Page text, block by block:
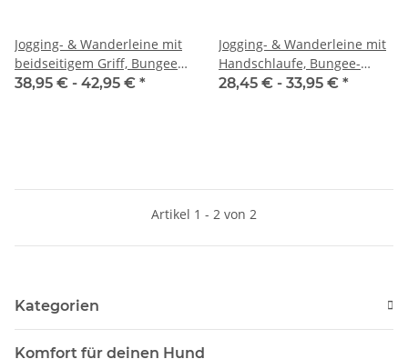
Jogging- & Wanderleine mit
beidseitigem Griff, Bungee-
Ruckdämpfer &
38,95 € - 42,95 € *
Jogging- & Wanderleine mit
Handschlaufe, Bungee-
Ruckdämpfer &
28,45 € - 33,95 € *
Artikel 1 - 2 von 2
Kategorien
Komfort für deinen Hund